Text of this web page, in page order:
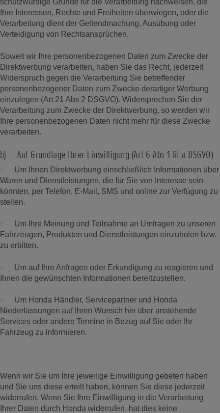
schutzwürdige Gründe für die Verarbeitung nachweisen, die
Ihre Interessen, Rechte und Freiheiten überwiegen, oder die
Verarbeitung dient der Geltendmachung, Ausübung oder
Verteidigung von Rechtsansprüchen.
Soweit wir Ihre personenbezogenen Daten zum Zwecke der
Direktwerbung verarbeiten, haben Sie das Recht, jederzeit
Widerspruch gegen die Verarbeitung Sie betreffender
personenbezogener Daten zum Zwecke derartiger Werbung
einzulegen (Art 21 Abs 2 DSGVO). Widersprechen Sie der
Verarbeitung zum Zwecke der Direktwerbung, so werden wir
Ihre personenbezogenen Daten nicht mehr für diese Zwecke
verarbeiten.
b) Auf Grundlage Ihrer Einwilligung (Art 6 Abs 1 lit a DSGVO)
· Um Ihnen Direktwerbung einschließlich Informationen über
Waren und Dienstleistungen, die für Sie von Interesse sein
könnten, per Telefon, E-Mail, SMS und online zur Verfügung zu
stellen.
· Um Ihre Meinung und Teilnahme an Umfragen zu unseren
Fahrzeugen, Produkten und Dienstleistungen einzuholen bzw.
zu erbitten.
· Um auf Ihre Anfragen oder Erkundigung zu reagieren und
Ihnen die gewünschten Informationen bereitzustellen.
· Um Honda Händler, Servicepartner und Honda
Niederlassungen auf Ihren Wunsch hin über anstehende
Services oder andere Termine in Bezug auf Sie oder Ihr
Fahrzeug zu informieren.
Wenn wir Sie um Ihre jeweilige Einwilligung gebeten haben
und Sie uns diese erteilt haben, können Sie diese jederzeit
widerrufen. Wenn Sie Ihre Einwilligung in die Verarbeitung
Ihrer Daten durch Honda widerrufen, hat dies keine